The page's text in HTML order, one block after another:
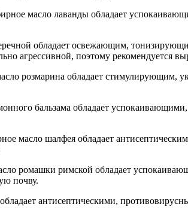
масло лаванды обладает
обладает освежающим,
агрессивной, поэтому рекомендуется
розмарина обладает стимулирующим,
бальзама обладает
масло шалфея обладает
ромашки римской обладает
почву.
антисептическими,